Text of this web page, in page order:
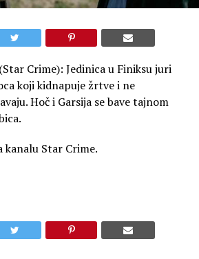
Crime): Jedinica u Finiksu juri
koji kidnapuje žrtve i ne
Hoč i Garsija se bave tajnom
kanalu Star Crime.